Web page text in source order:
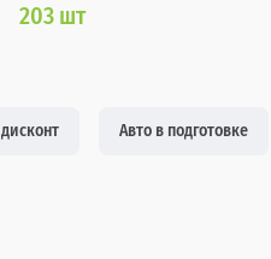
203 шт
Авто в подготовке